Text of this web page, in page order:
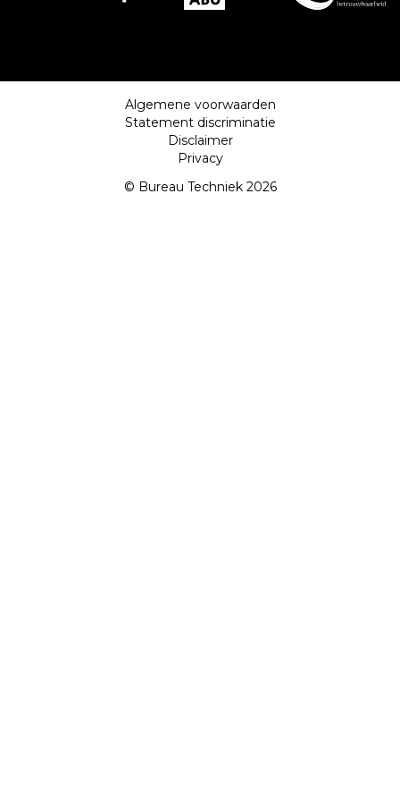
Algemene voorwaarden
Statement discriminatie
Disclaimer
Privacy
© Bureau Techniek 2026